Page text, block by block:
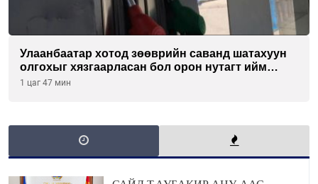
Улаанбаатар хотод зөөврийн саванд шатахуун
олгохыг хязгаарласан бол орон нутагт ийм
хориг мөрдөгдөхгүй
1 цаг 47 мин